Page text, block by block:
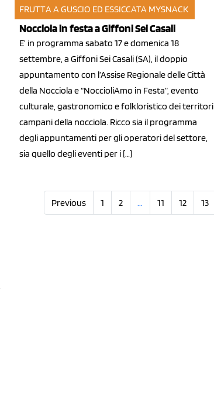
FRUTTA A GUSCIO ED ESSICCATA MYSNACK
06 set 2011
Nocciola in festa a Giffoni Sei Casali
E’ in programma sabato 17 e domenica 18
settembre, a Giffoni Sei Casali (SA), il doppio
appuntamento con l’Assise Regionale delle Città
della Nocciola e “NoccioliAmo in Festa”, evento
culturale, gastronomico e folkloristico dei territori
campani della nocciola. Ricco sia il programma
degli appuntamenti per gli operatori del settore,
sia quello degli eventi per i […]
Previous 1 2 ... 11 12 13